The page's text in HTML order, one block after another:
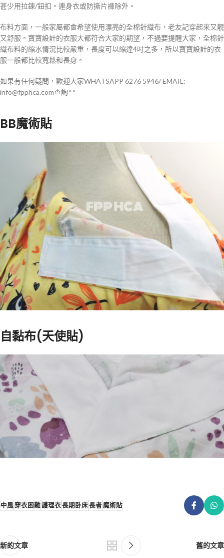
甚少用拉鍊/鈕扣。連身衣或防撕片褲除外。
布料方面，一般家屬都會希望使用漂亮的全棉針織布，老友記穿起來又靚
又舒服。寶寶設計的衣服大都符合大家的期望，不過要提醒大家，全棉針
織布料的縮水情況比較嚴重，長度可以縮達4吋之多，所以寶寶設計的衣
服一般都比較寬鬆和長身。
如果有任何疑問，歡迎大家WHATSAPP 6276 5946/ EMAIL:
info@fpphca.com查詢^^
BB魔術貼
自黏布(天使貼)
中風穿衣困難護理衣長期卧床長者魔術貼
新的文章 舊的文章